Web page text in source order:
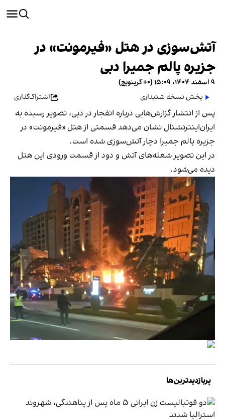
آتش‌سوزی در هتل «فیرمونت» در
جزیره پالم جمیرا دبی
۹ اسفند ۱۴۰۴، ۱۵:۰۹ (‎+۰ گرینویچ)
پخش نسخه شنیداری
اشتراک‌گذاری
پس از انتشار گزارش‌هایی درباره انفجار در دبی، تصویر رسیده به
ایران‌اینترنشنال نشان می‌دهد قسمتی از هتل «فیرمونت» در
جزیره پالم جمیرا دچار آتش‌سوزی شده است.
در این تصویر شعله‌های آتش و دود از قسمت ورودی این هتل
دیده می‌شود.
پربازدیدترین‌ها